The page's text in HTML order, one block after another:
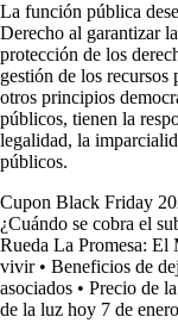
La función pública
Derecho al garantizar
protección de los
gestión de los
otros principios
públicos, tienen la
legalidad, la
públicos.
Cupon Black Friday
¿Cuándo se cobra el
Rueda La Promesa: El
vivir• Beneficios de
asociados • Precio de
de la luz hoy 7 de